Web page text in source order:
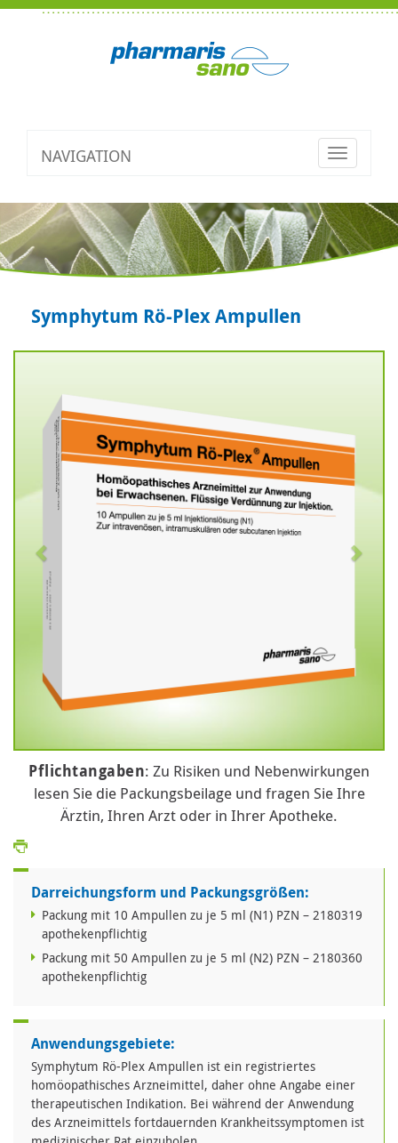
NAVIGATION
Toggle
Symphytum Rö-Plex Ampullen
Pflichtangaben: Zu Risiken und Nebenwirkungen
lesen Sie die Packungsbeilage und fragen Sie Ihre
Ärztin, Ihren Arzt oder in Ihrer Apotheke.
Darreichungsform und Packungsgrößen:
Packung mit 10 Ampullen zu je 5 ml (N1) PZN – 2180319
apothekenpflichtig
Packung mit 50 Ampullen zu je 5 ml (N2) PZN – 2180360
apothekenpflichtig
Anwendungsgebiete:
Symphytum Rö-Plex Ampullen ist ein registriertes
homöopathisches Arzneimittel, daher ohne Angabe einer
therapeutischen Indikation. Bei während der Anwendung
des Arzneimittels fortdauernden Krankheitssymptomen ist